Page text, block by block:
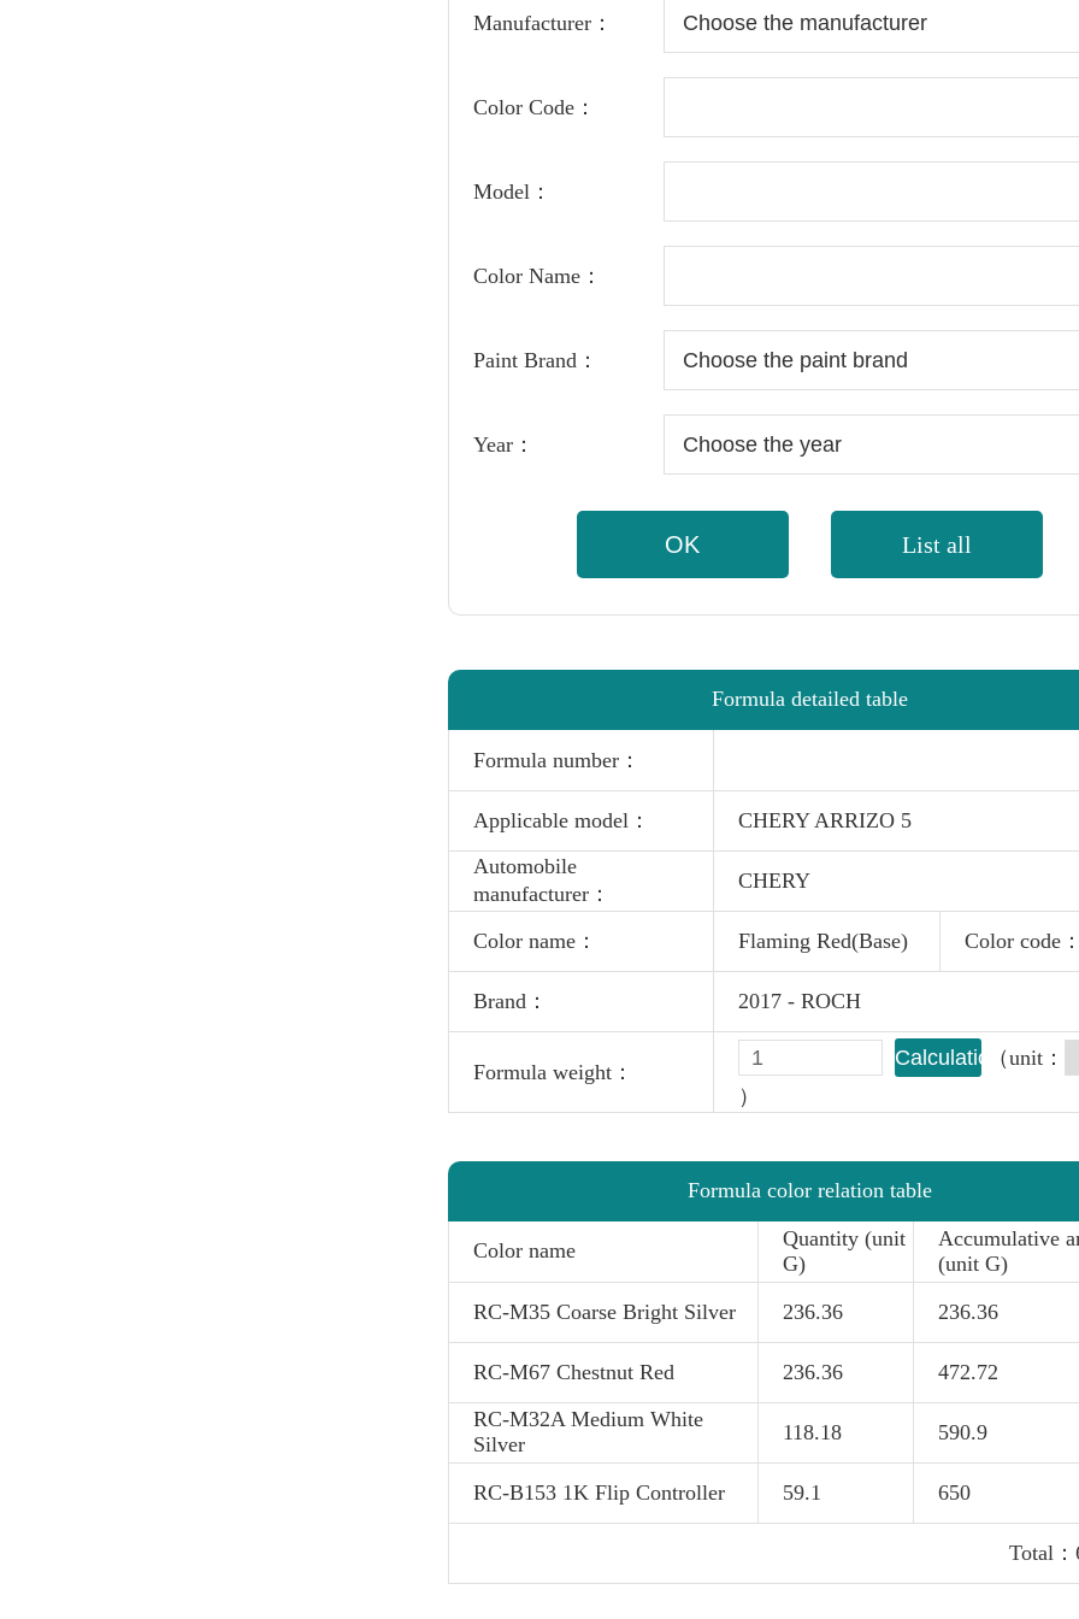
Manufacturer：
Color Code：
Model：
Color Name：
Paint Brand：
Year：
OK List all
Formula detailed table
Formula number：
Applicable model：
CHERY ARRIZO 5
Automobile
manufacturer：
CHERY
Color name： Flaming Red(Base) Color code
Brand： 2017 - ROCH
Formula weight：
Calculation（unit：
）
Formula color relation table
Color name
Quantity (unit
G)
Accumulative
(unit G)
RC-M35 Coarse Bright Silver
236.36 236.36
RC-M67 Chestnut Red 236.36
472.72
RC-M32A Medium White
Silver
118.18 590.9
RC-B153 1K Flip Controller 59.1 650
Total：